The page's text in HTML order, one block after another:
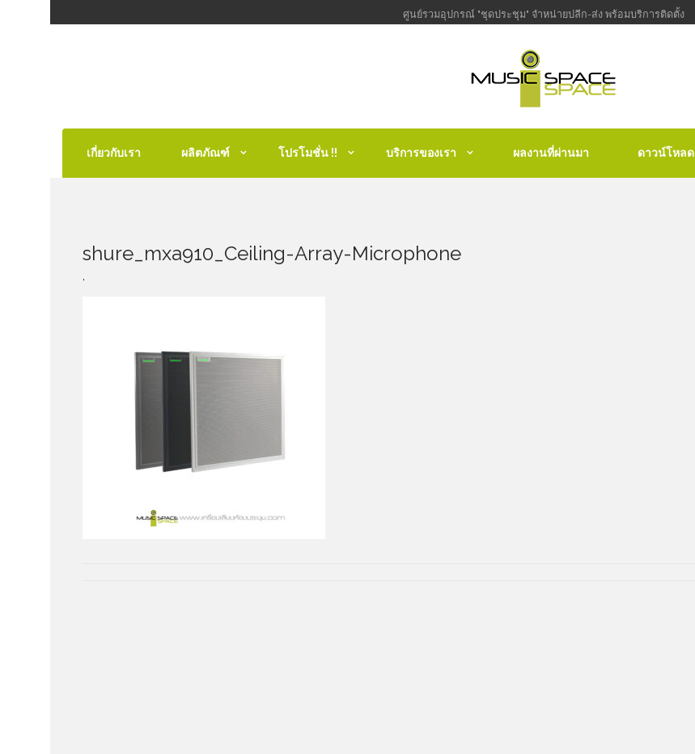
ศูนย์รวมอุปกรณ์ "ชุดประชุม" จำหน่ายปลีก-ส่ง พร้อมบริการติดตั้ง
เกี่ยวกับเรา ผลิตภัณฑ์ โปรโมชั่น !! บริการของเรา ผลงานที่ผ่านมา ดาวน์โหลด
shure_mxa910_Ceiling-Array-Microphone